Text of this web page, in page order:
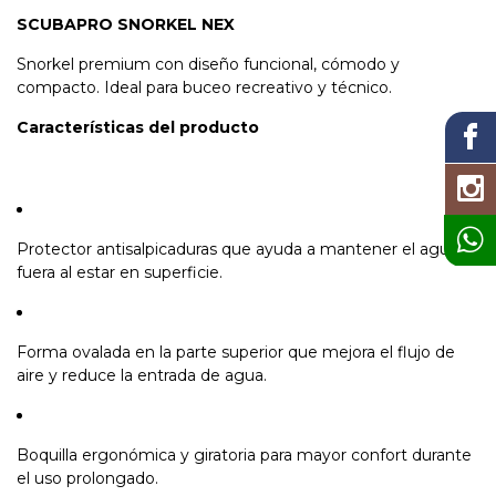
SCUBAPRO SNORKEL NEX
Snorkel premium con diseño funcional, cómodo y
compacto. Ideal para buceo recreativo y técnico.
Características del producto
Protector antisalpicaduras que ayuda a mantener el agua
fuera al estar en superficie.
Forma ovalada en la parte superior que mejora el flujo de
aire y reduce la entrada de agua.
Boquilla ergonómica y giratoria para mayor confort durante
el uso prolongado.